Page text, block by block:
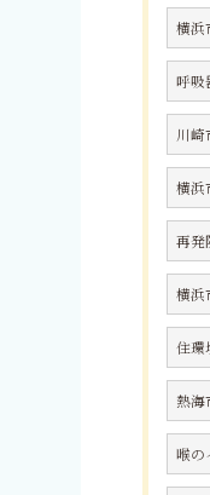
横浜
呼吸
川崎
横浜
再発
横浜
住環
熱海
喉の